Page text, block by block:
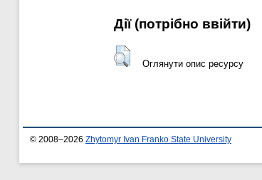
Дії ​​(потрібно ввійти)
Оглянути опис ресурсу
© 2008–2026 Zhytomyr Ivan Franko State University